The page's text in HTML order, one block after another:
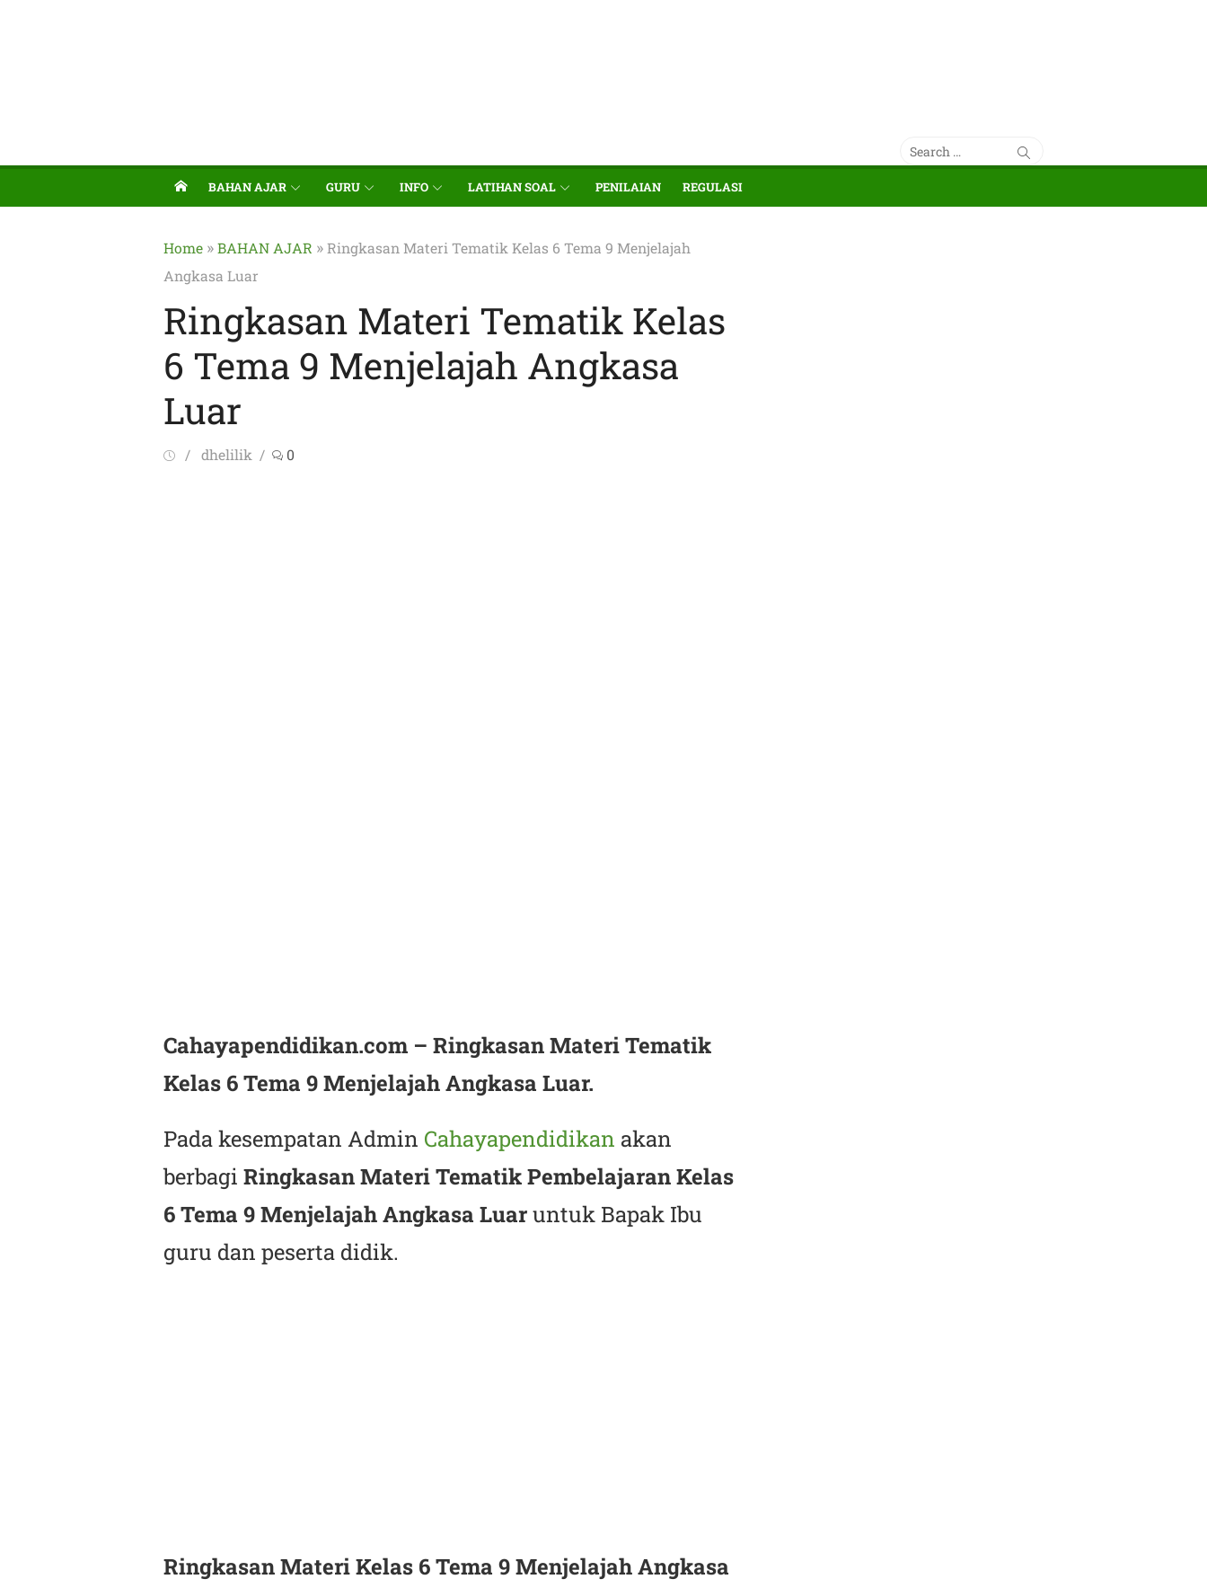
Search
Search
BAHAN AJAR GURU INFO LATIHAN SOAL PENILAIAN REGULASI
Home »BAHAN AJAR »Ringkasan Materi Tematik Kelas 6 Tema 9 Menjelajah
Angkasa Luar
Ringkasan Materi Tematik Kelas
6 Tema 9 Menjelajah Angkasa
Luar
PostedAuthor
dhelilik 0
Cahayapendidikan.com – Ringkasan Materi Tematik
Kelas 6 Tema 9 Menjelajah Angkasa Luar.
Pada kesempatan Admin Cahayapendidikan akan
berbagi Ringkasan Materi Tematik Pembelajaran Kelas
6 Tema 9 Menjelajah Angkasa Luaruntuk Bapak Ibu
guru dan peserta didik.
Ringkasan Materi Kelas 6 Tema 9 Menjelajah Angkasa